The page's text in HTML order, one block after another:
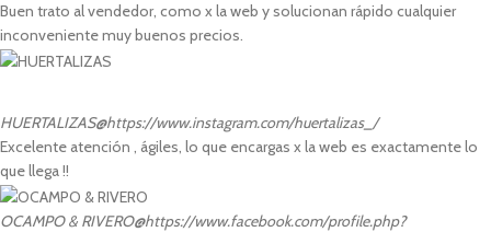
Buen trato al vendedor, como x la web y solucionan rápido cualquier
inconveniente muy buenos precios.
HUERTALIZAS@https://www.instagram.com/huertalizas_/
Excelente atención , ágiles, lo que encargas x la web es exactamente lo
que llega !!
OCAMPO & RIVERO@https://www.facebook.com/profile.php?